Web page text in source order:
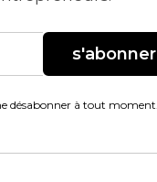
s'abonner
désabonner à tout moment.